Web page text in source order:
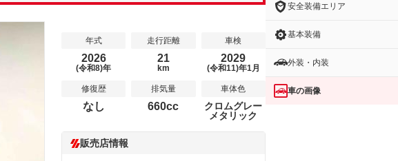
年式
2026
(令和8)年
走行距離
21
km
車検
2029
(令和11)年1月
修復歴
なし
排気量
660cc
車体色
クロムグレー
メタリック
販売店情報
安全装備エリア
基本装備
外装・内装
車の画像